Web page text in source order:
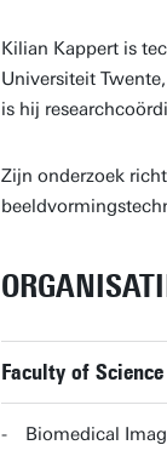
Kilian Kappert is
Universiteit
is hij
Zijn onderzoek
Faculty of
Biomedical